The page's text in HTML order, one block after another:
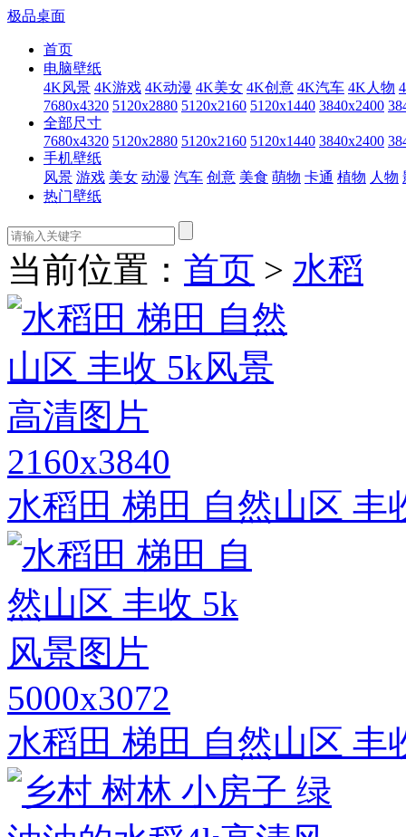
极品桌面
首页
电脑壁纸
4K风景 4K游戏 4K动漫 4K美女 4K创意 4K汽车 4K人物
7680x4320 5120x2880 5120x2160 5120x1440 3840x2400
全部尺寸
7680x4320 5120x2880 5120x2160 5120x1440 3840x2400
手机壁纸
风景 游戏 美女 动漫 汽车 创意 美食 萌物 卡通 植物 人物
热门壁纸
当前位置： 首页 > 水稻
2160x3840
水稻田 梯田 自然山区 丰
5000x3072
水稻田 梯田 自然山区 丰